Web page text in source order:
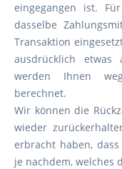
eingegangen ist.
dasselbe
Transaktion
ausdrücklich etwas
werden Ihnen
berechnet.
Wir können die
wieder
erbracht haben,
je nachdem, welches